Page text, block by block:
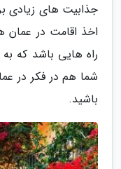
جذابیت های زیادی
اخذ اقامت در عمان
راه هایی باشد که
شما هم در فکر در
باشید.